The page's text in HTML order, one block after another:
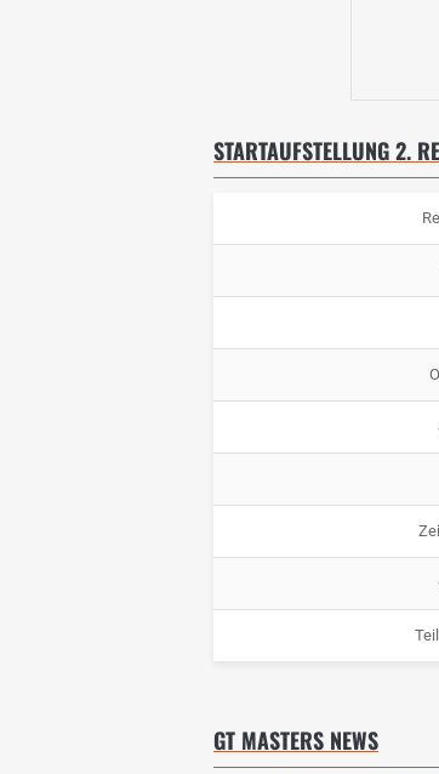
STARTAUFSTELLUNG 2.
GT MASTERS NEWS